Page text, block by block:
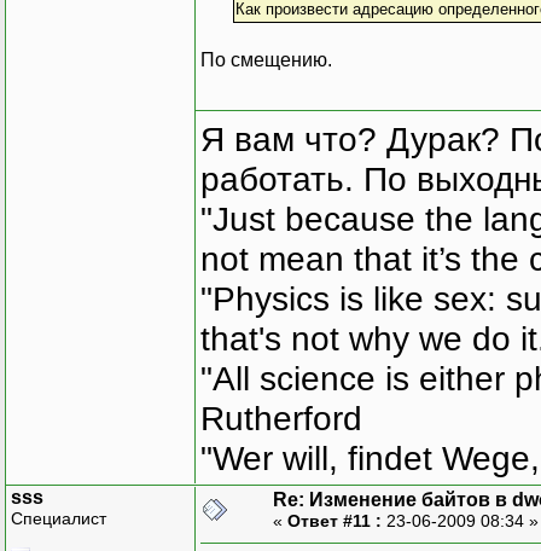
Как произвести адресацию
По смещению.
Я вам что? Дурак?
работать. По
"Just because the
not mean that it’s the
"Physics is like sex:
that's not why we do
"All science is either
Rutherford
"Wer will, findet
sss
Специалист
Re: Изменение байтов в
« Ответ #11 : 23-06-2009 08:34